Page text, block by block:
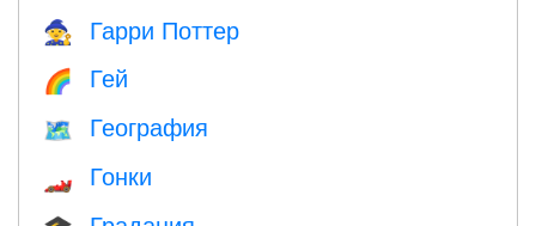
🧙 Гарри Поттер
🌈 Гей
🗺 География
🏎 Гонки